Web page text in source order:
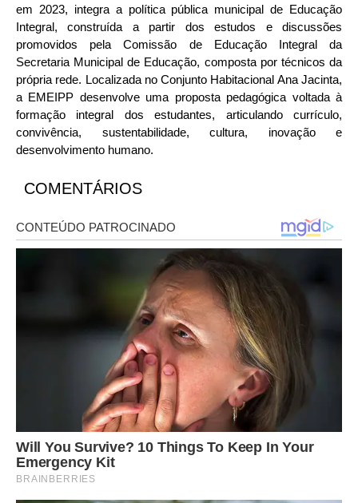
em 2023, integra a política pública municipal de Educação
Integral, construída a partir dos estudos e discussões
promovidos pela Comissão de Educação Integral da
Secretaria Municipal de Educação, composta por técnicos da
própria rede. Localizada no Conjunto Habitacional Ana Jacinta,
a EMEIPP desenvolve uma proposta pedagógica voltada à
formação integral dos estudantes, articulando currículo,
convivência, sustentabilidade, cultura, inovação e
desenvolvimento humano.
COMENTÁRIOS